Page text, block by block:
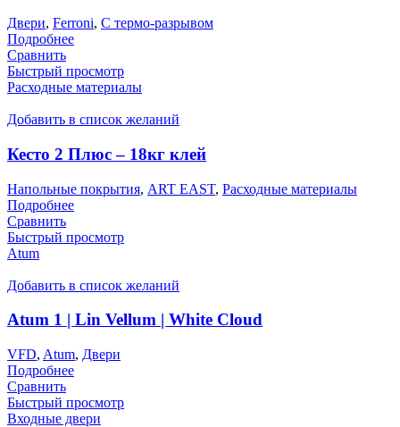
Двери, Ferroni, С термо-разрывом
Подробнее
Сравнить
Быстрый просмотр
Расходные материалы
Добавить в список желаний
Кесто 2 Плюс – 18кг клей
Напольные покрытия, ART EAST, Расходные материалы
Подробнее
Сравнить
Быстрый просмотр
Atum
Добавить в список желаний
Atum 1 | Lin Vellum | White Cloud
VFD, Atum, Двери
Подробнее
Сравнить
Быстрый просмотр
Входные двери